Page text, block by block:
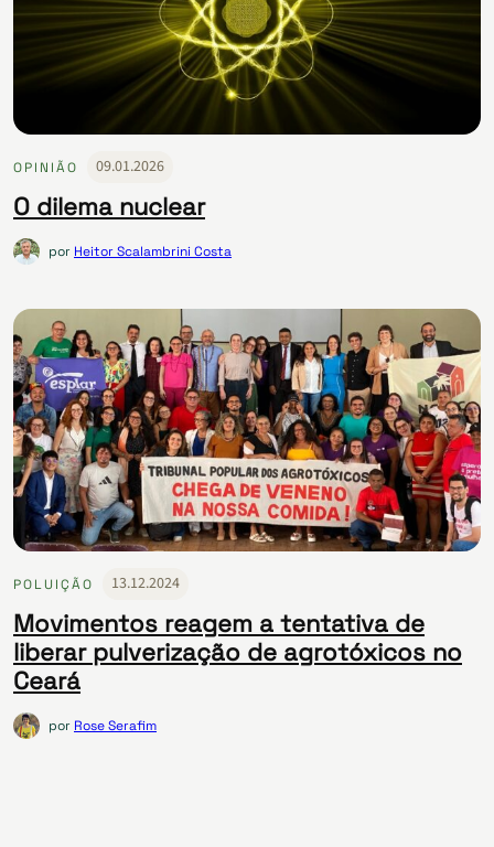
OPINIÃO 09.01.2026
O dilema nuclear
por Heitor Scalambrini Costa
POLUIÇÃO 13.12.2024
Movimentos reagem a tentativa de
liberar pulverização de agrotóxicos no
Ceará
por Rose Serafim